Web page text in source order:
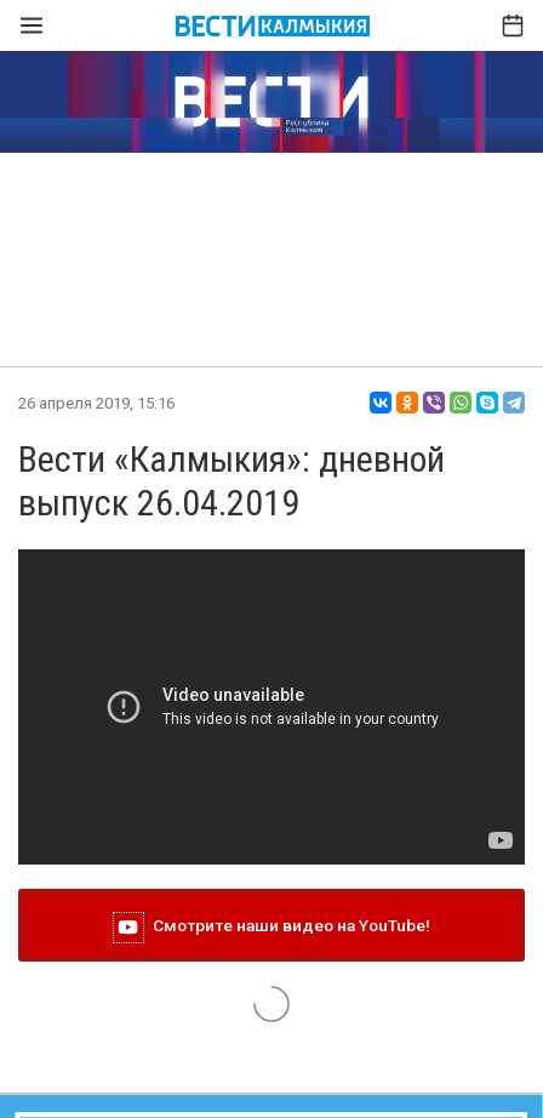
26 апреля 2019, 15:16
Вести «Калмыкия»: дневной
выпуск 26.04.2019
Смотрите наши видео на YouTube!